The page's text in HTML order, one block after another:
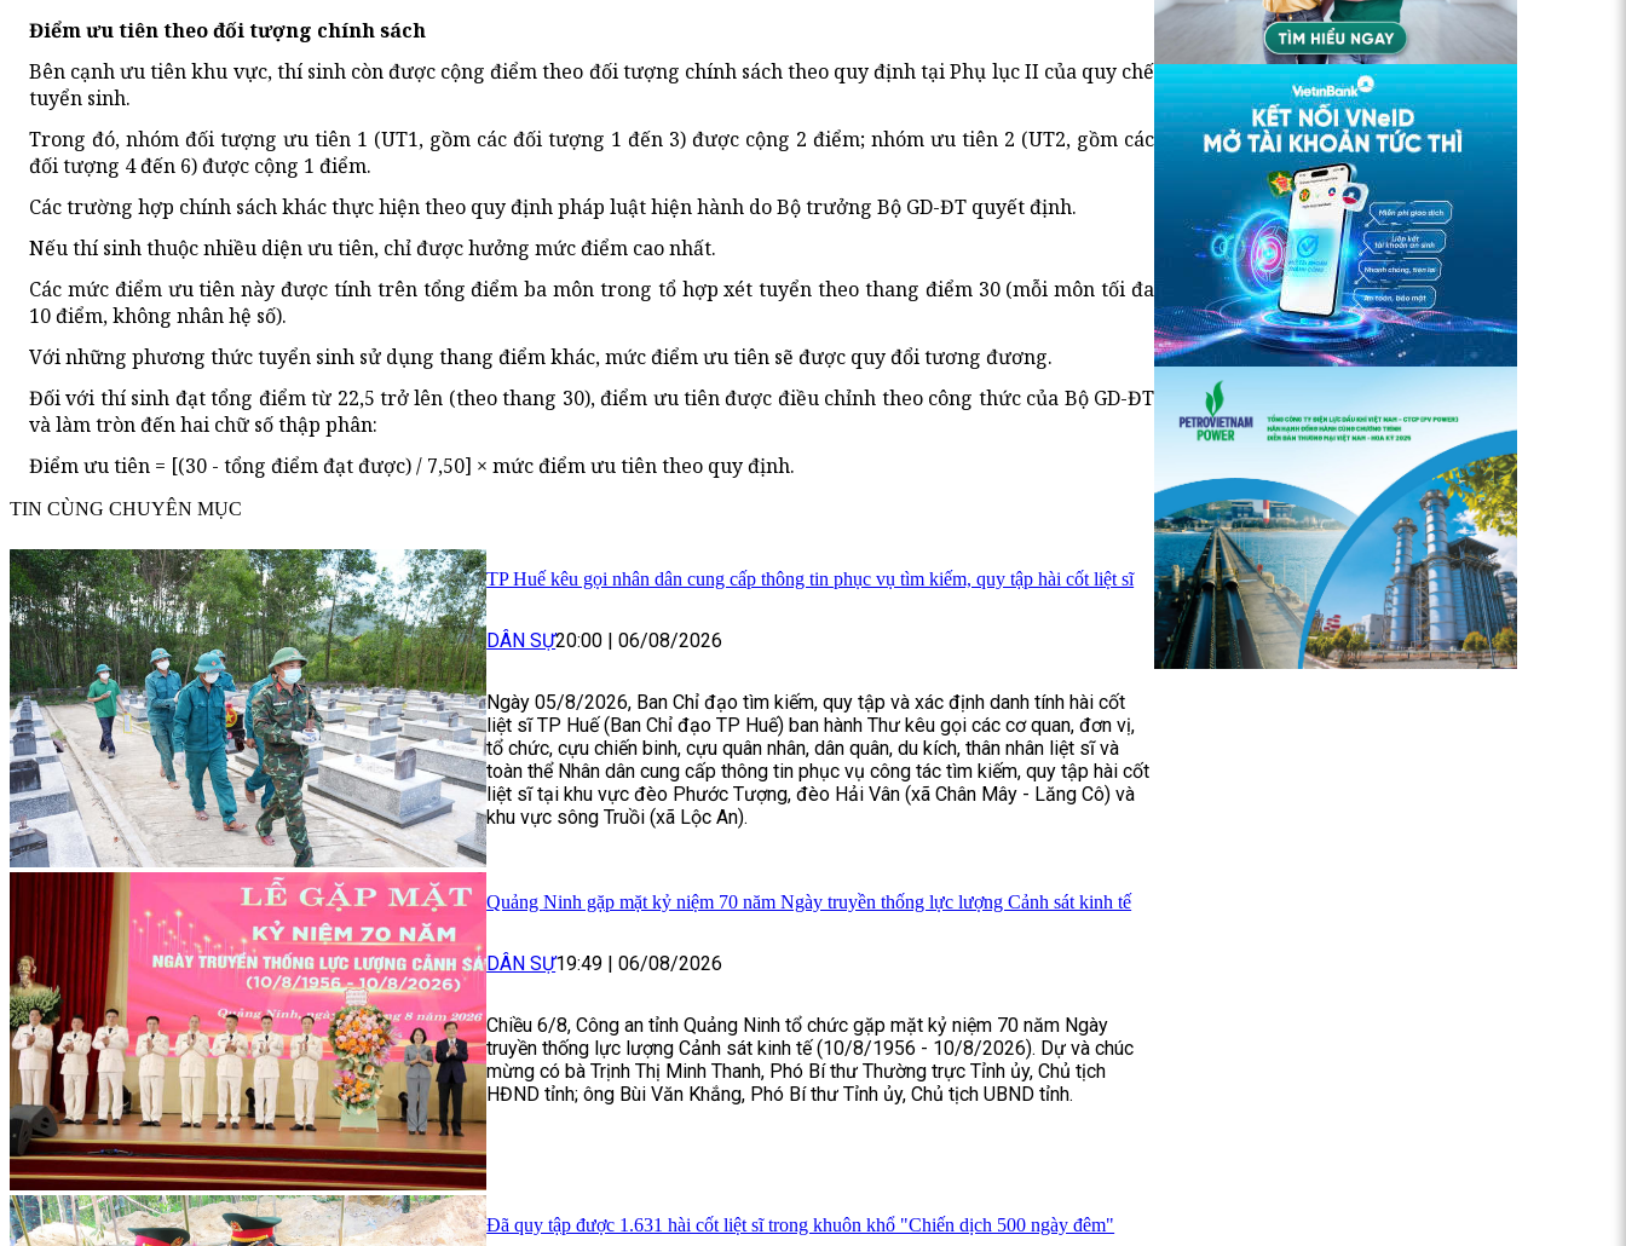
Điểm ưu tiên theo đối tượng chính sách
Bên cạnh ưu tiên khu vực, thí sinh còn được cộng điểm theo đối tượng chính sách theo quy định tại Phụ lục II của quy chế
tuyển sinh.
Trong đó, nhóm đối tượng ưu tiên 1 (UT1, gồm các đối tượng 1 đến 3) được cộng 2 điểm; nhóm ưu tiên 2 (UT2, gồm các
đối tượng 4 đến 6) được cộng 1 điểm.
Các trường hợp chính sách khác thực hiện theo quy định pháp luật hiện hành do Bộ trưởng Bộ GD-ĐT quyết định.
Nếu thí sinh thuộc nhiều diện ưu tiên, chỉ được hưởng mức điểm cao nhất.
Các mức điểm ưu tiên này được tính trên tổng điểm ba môn trong tổ hợp xét tuyển theo thang điểm 30 (mỗi môn tối đa
10 điểm, không nhân hệ số).
Với những phương thức tuyển sinh sử dụng thang điểm khác, mức điểm ưu tiên sẽ được quy đổi tương đương.
Đối với thí sinh đạt tổng điểm từ 22,5 trở lên (theo thang 30), điểm ưu tiên được điều chỉnh theo công thức của Bộ GD-ĐT
và làm tròn đến hai chữ số thập phân:
Điểm ưu tiên = [(30 - tổng điểm đạt được) / 7,50] × mức điểm ưu tiên theo quy định.
TIN CÙNG CHUYÊN MỤC
TP Huế kêu gọi nhân dân cung cấp thông tin phục vụ tìm kiếm, quy tập hài cốt liệt sĩ
DÂN SỰ20:00 06/08/2026
Ngày 05/8/2026, Ban Chỉ đạo tìm kiếm, quy tập và xác định danh tính hài cốt
liệt sĩ TP Huế (Ban Chỉ đạo TP Huế) ban hành Thư kêu gọi các cơ quan, đơn vị,
tổ chức, cựu chiến binh, cựu quân nhân, dân quân, du kích, thân nhân liệt sĩ và
toàn thể Nhân dân cung cấp thông tin phục vụ công tác tìm kiếm, quy tập hài cốt
liệt sĩ tại khu vực đèo Phước Tượng, đèo Hải Vân (xã Chân Mây - Lăng Cô) và
khu vực sông Truồi (xã Lộc An).
Quảng Ninh gặp mặt kỷ niệm 70 năm Ngày truyền thống lực lượng Cảnh sát kinh tế
DÂN SỰ19:49 | 06/08/2026
Chiều 6/8, Công an tỉnh Quảng Ninh tổ chức gặp mặt kỷ niệm 70 năm Ngày
truyền thống lực lượng Cảnh sát kinh tế (10/8/1956 - 10/8/2026). Dự và chúc
mừng có bà Trịnh Thị Minh Thanh, Phó Bí thư Thường trực Tỉnh ủy, Chủ tịch
HĐND tỉnh; ông Bùi Văn Khắng, Phó Bí thư Tỉnh ủy, Chủ tịch UBND tỉnh.
Đã quy tập được 1.631 hài cốt liệt sĩ trong khuôn khổ "Chiến dịch 500 ngày đêm"